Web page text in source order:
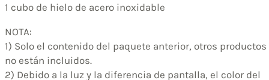
1 cubo de hielo de acero inoxidable
NOTA:
1) Solo el contenido del paquete anterior, otros productos
no están incluidos.
2) Debido a la luz y la diferencia de pantalla, el color del